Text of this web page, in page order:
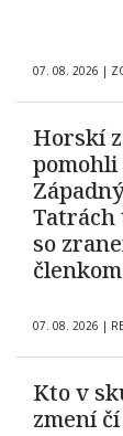
07. 08. 2026 |
Horskí
pomohli
so
členkom
07. 08. 2026 |
Kto v
zmení